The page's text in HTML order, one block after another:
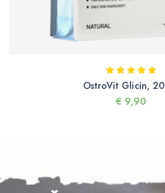
OstroVit Glicin,
€ 9,90